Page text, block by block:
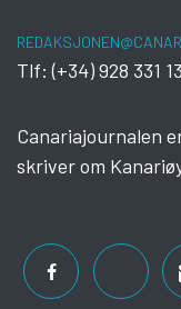
Tlf: (+34) 928 331
Canariajournalen
skriver om